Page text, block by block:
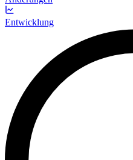
Entwicklung